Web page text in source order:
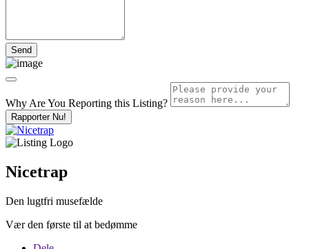
Why Are You Reporting this Listing?
Rapporter Nu!
Nicetrap
Den lugtfri musefælde
Vær den første til at bedømme